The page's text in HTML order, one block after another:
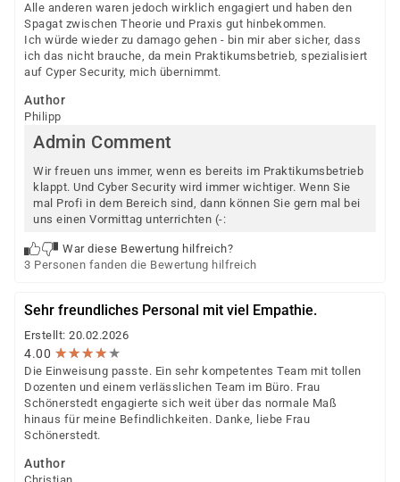
Alle anderen waren jedoch wirklich engagiert und haben den
Spagat zwischen Theorie und Praxis gut hinbekommen.
Ich würde wieder zu damago gehen - bin mir aber sicher, dass
ich das nicht brauche, da mein Praktikumsbetrieb, spezialisiert
auf Cyper Security, mich übernimmt.
Author
Philipp
Admin Comment
Wir freuen uns immer, wenn es bereits im Praktikumsbetrieb
klappt. Und Cyber Security wird immer wichtiger. Wenn Sie
mal Profi in dem Bereich sind, dann können Sie gern mal bei
uns einen Vormittag unterrichten (-:
War diese Bewertung hilfreich?
3 Personen fanden die Bewertung hilfreich
Sehr freundliches Personal mit viel Empathie.
Erstellt: 20.02.2026
4.00 ★★★★★
★★★★★
Die Einweisung passte. Ein sehr kompetentes Team mit tollen
Dozenten und einem verlässlichen Team im Büro. Frau
Schönerstedt engagierte sich weit über das normale Maß
hinaus für meine Befindlichkeiten. Danke, liebe Frau
Schönerstedt.
Author